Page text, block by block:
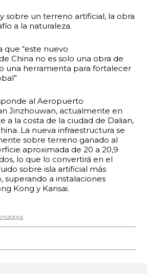
sobre un terreno artificial, la obra
a la naturaleza.
que “este nuevo
China no es solo una obra de
una herramienta para fortalecer
al Aeropuerto
Jinzhouwan, actualmente en
a la costa de la ciudad de Dalian,
La nueva infraestructura se
sobre terreno ganado al
aproximada de 20 a 20,9
lo que lo convertirá en el
sobre isla artificial más
superando a instalaciones
Kong y Kansai.